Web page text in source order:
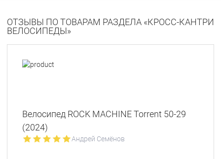
ОТЗЫВЫ ПО ТОВАРАМ РАЗДЕЛА «КРОСС-КАНТРИ
ВЕЛОСИПЕДЫ»
Велосипед ROCK MACHINE Torrent 50-29
(2024)
Андрей Семёнов